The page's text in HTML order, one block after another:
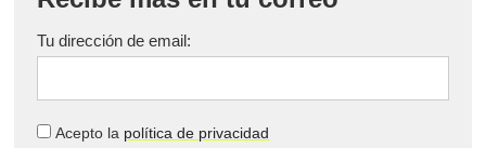
Tu dirección de email:
Acepto la política de privacidad